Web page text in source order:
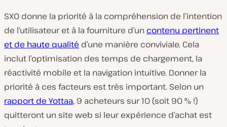
SXO donne la priorité à la compréhension de l’intention
de l’utilisateur et à la fourniture d’un contenu pertinent
et de haute qualité d’une manière conviviale. Cela
inclut l’optimisation des temps de chargement, la
réactivité mobile et la navigation intuitive. Donner la
priorité à ces facteurs est très important. Selon un
rapport de Yottaa, 9 acheteurs sur 10 (soit 90 % !)
quitteront un site web si leur expérience d’achat est